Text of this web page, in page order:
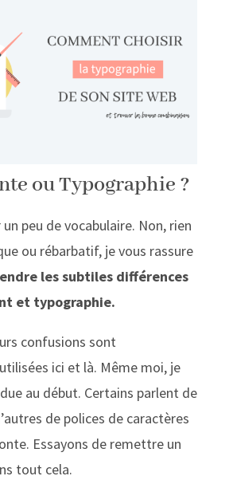
ou Typographie ?
peu de vocabulaire. Non, rien
ou rébarbatif, je vous rassure
les subtiles différences
et typographie.
confusions sont
ici et là. Même moi, je
au début. Certains parlent de
de polices de caractères
Essayons de remettre un
tout cela.